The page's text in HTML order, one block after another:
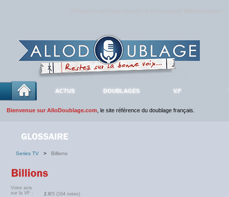
ACTUS DOUBLAGES V.F
Bienvenue sur AlloDoublage.com , le site référence du doublage français.
Series TV > Billions
Votre avis
sur la VF :
2.0/5 (164 notes)